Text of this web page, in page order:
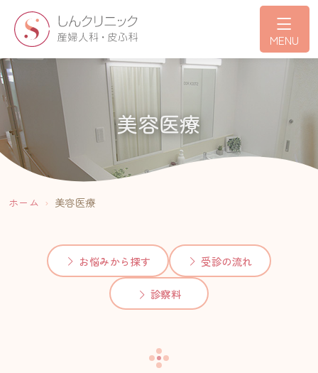
ナビゲーションをスキップ
MENU
美容医療
ホーム 美容医療
お悩みから探す 受診の流れ
診察料